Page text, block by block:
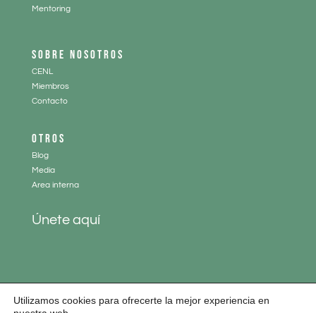
Mentoring
SOBRE NOSOTROS
CENL
Miembros
Contacto
OTROS
Blog
Media
Area interna
Únete aquí
Utilizamos cookies para ofrecerte la mejor experiencia en